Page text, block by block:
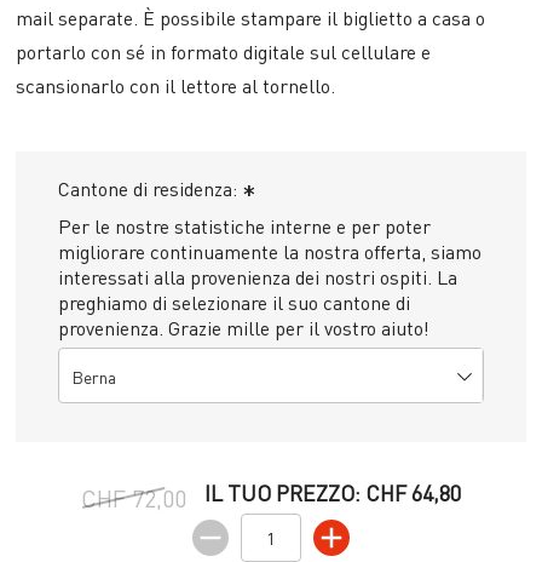
mail separate. È possibile stampare il biglietto a casa o
portarlo con sé in formato digitale sul cellulare e
scansionarlo con il lettore al tornello.
Cantone di residenza: *
Per le nostre statistiche interne e per poter
migliorare continuamente la nostra offerta, siamo
interessati alla provenienza dei nostri ospiti. La
preghiamo di selezionare il suo cantone di
provenienza. Grazie mille per il vostro aiuto!
Berna
CHF 72,00 IL TUO PREZZO: CHF 64,80